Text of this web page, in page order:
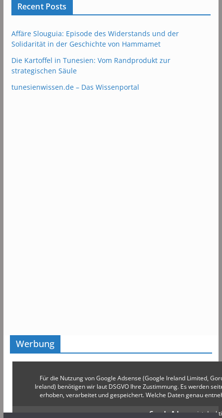
Recent Posts
Affäre Slouguia: Episode des Widerstands und der
Solidarität in der Geschichte von Hammamet
Die Kartoffel in Tunesien: Vom Randprodukt zur
strategischen Säule
tunesienwissen.de – Das Wissenportal
Werbung
Für die Nutzung von Google Adsense (Google Ireland Limited,
Ireland) benötigen wir laut DSGVO Ihre Zustimmung. Es werden
erhoben, verarbeitet und gespeichert. Welche Daten genau
Google Adsense ist